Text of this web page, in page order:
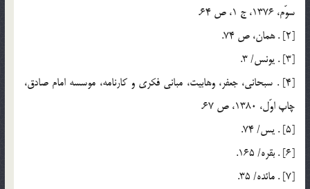
سوّم، 1376، ج 1، ص 64.
[2] . همان، ص 74.
[3] . يونس/ 3.
[4] . سبحاني، جعفر، وهابيت، مباني فكري و كارنامه، موسسه امام صادق،
چاپ اوّل، 1380، ص 67.
[5] . يس/ 74.
[6] . بقره/ 165.
[7] . مائده/ 35.